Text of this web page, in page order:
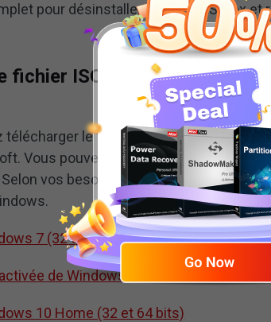
pour désinstaller Chrome OS Flex et
fichier ISO du système
le fichier ISO du système
Vous pouvez également obtenir le
Selon vos besoins, cliquez sur les liens
7 (32 et 64 bits)
de Windows 7 tout-en-un
10 Home (32 et 64 bits)